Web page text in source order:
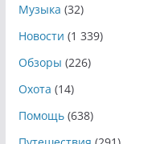
Музыка (32)
Новости (1 339)
Обзоры (226)
Охота (14)
Помощь(638)